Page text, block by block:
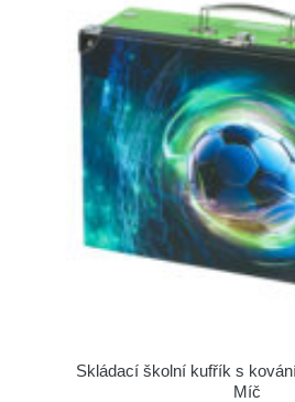
Skládací školní kufřík s
Míč